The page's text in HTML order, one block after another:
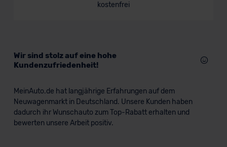
kostenfrei
Wir sind stolz auf eine hohe
Kundenzufriedenheit!
MeinAuto.de hat langjährige Erfahrungen auf dem
Neuwagenmarkt in Deutschland. Unsere Kunden haben
dadurch ihr Wunschauto zum Top-Rabatt erhalten und
bewerten unsere Arbeit positiv.